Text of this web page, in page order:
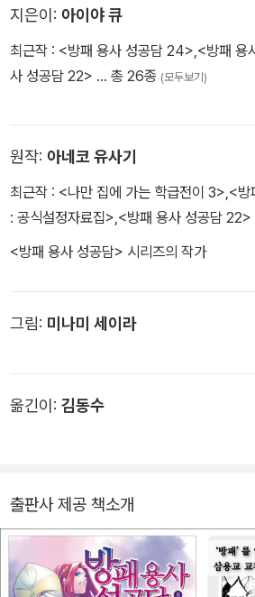
지은이: 아이야 큐
최근작 : <방패 용사 성공담 24> <방패 용
사 성공담 22> … 총 26종 (모두보기)
원작: 아네코 유사기
최근작 : <나만 집에 가는 학급전이 3> <방
: 공식설정자료집> <방패 용사 성공담 22>
<방패 용사 성공담> 시리즈의 작가
그림: 미나미 세이라
옮긴이: 김동수
출판사 제공 책소개